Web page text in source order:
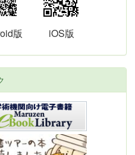
版 iOS版